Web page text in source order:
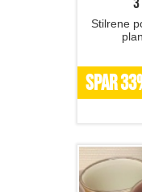
Stilrene
SPAR